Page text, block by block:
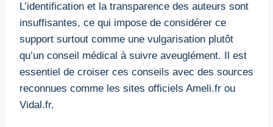
L’identification et la transparence des auteurs sont
insuffisantes, ce qui impose de considérer ce
support surtout comme une vulgarisation plutôt
qu’un conseil médical à suivre aveuglément. Il est
essentiel de croiser ces conseils avec des sources
reconnues comme les sites officiels Ameli.fr ou
Vidal.fr.